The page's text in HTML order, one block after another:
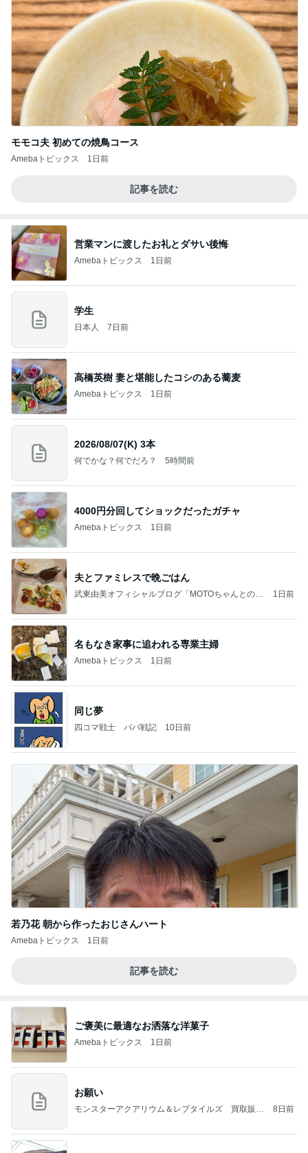
モモコ夫 初めての焼鳥コース
Amebaトピックス 1日前
記事を読む
営業マンに渡したお礼とダサい後悔
Amebaトピックス 1日前
学生
日本人 7日前
高橋英樹 妻と堪能したコシのある蕎麦
Amebaトピックス 1日前
2026/08/07(K) 3本
何でかな？何でだろ？ 5時間前
4000円分回してショックだったガチャ
Amebaトピックス 1日前
夫とファミレスで晩ごはん
武東由美オフィシャルブログ「MOTOちゃんとのは
1日前
名もなき家事に追われる専業主婦
Amebaトピックス 1日前
同じ夢
四コマ戦士 パパ戦記 10日前
若乃花 朝から作ったおじさんハート
Amebaトピックス 1日前
記事を読む
ご褒美に最適なお洒落な洋菓子
Amebaトピックス 1日前
お願い
モンスターアクアリウム＆レプタイルズ 買取販売
8日前